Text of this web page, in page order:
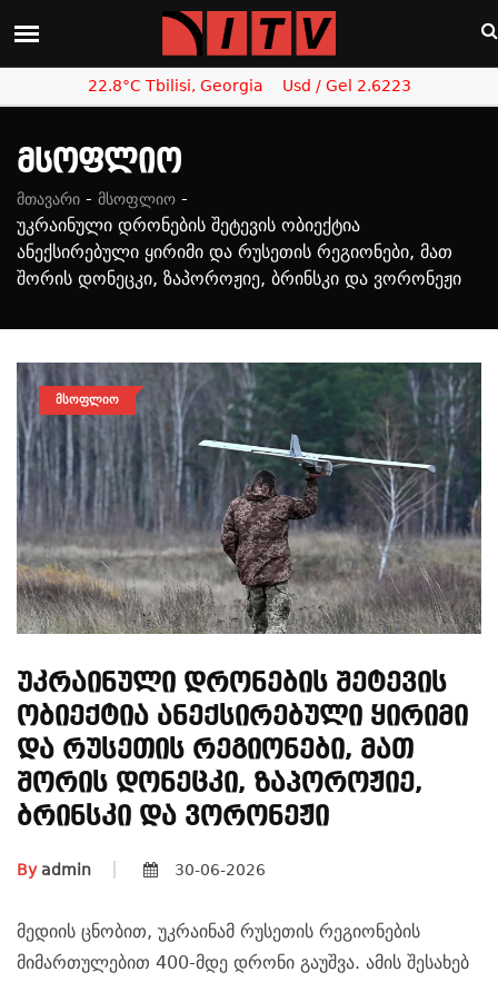
22.8°C Tbilisi, Georgia Usd / Gel 2.6223
Მსოფლიო
მთავარი - მსოფლიო -
უკრაინული დრონების შეტევის ობიექტია
ანექსირებული ყირიმი და რუსეთის რეგიონები, მათ
შორის დონეცკი, ზაპოროჟიე, ბრინსკი და ვორონეჟი
ᲛᲡᲝᲤᲚᲘᲝ
Უკრაინული Დრონების Შეტევის
Ობიექტია Ანექსირებული Ყირიმი
Და Რუსეთის Რეგიონები, Მათ
Შორის Დონეცკი, Ზაპოროჟიე,
Ბრინსკი Და Ვორონეჟი
Byadmin 30-06-2026
მედიის ცნობით, უკრაინამ რუსეთის რეგიონების
მიმართულებით 400-მდე დრონი გაუშვა. ამის შესახებ